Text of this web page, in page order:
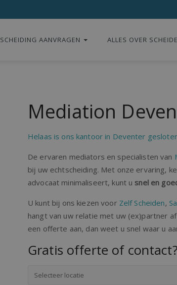
SCHEIDING AANVRAGEN ALLES OVER
Mediation
Helaas is ons kantoor in Deventer
De ervaren mediators en specialisten van
bij uw echtscheiding. Met onze ervaring,
advocaat minimaliseert, kunt u snel en
U kunt bij ons kiezen voor Zelf Scheiden,
hangt van uw relatie met uw (ex)partner
een offerte aan, dan weet u snel waar u
Gratis offerte of
Selecteer locatie